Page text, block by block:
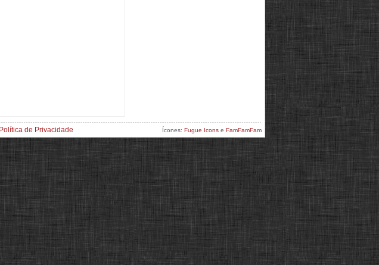
Política de Privacidade Ícones: Fugue Icons e FamFamFam